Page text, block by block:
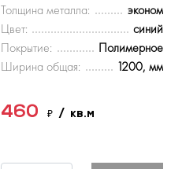
Толщина металла:
эконом
Цвет:
синий
Покрытие:
Полимерное
Ширина общая:
1200, мм
460₽/ кв.м